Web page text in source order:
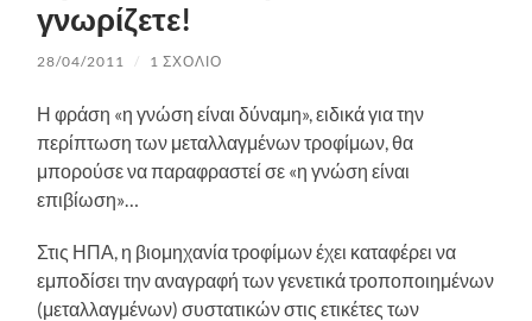
γνωρίζετε!
28/04/2011 / 1 ΣΧΌΛΙΟ
Η φράση «η γνώση είναι δύναμη», ειδικά για την
περίπτωση των μεταλλαγμένων τροφίμων, θα
μπορούσε να παραφραστεί σε «η γνώση είναι
επιβίωση»…
Στις ΗΠΑ, η βιομηχανία τροφίμων έχει καταφέρει να
εμποδίσει την αναγραφή των γενετικά τροποποιημένων
(μεταλλαγμένων) συστατικών στις ετικέτες των